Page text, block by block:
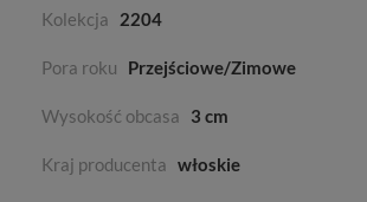
Kolekcja 2204
Pora roku Przejściowe/Zimowe
Wysokość obcasa 3 cm
Kraj producenta włoskie